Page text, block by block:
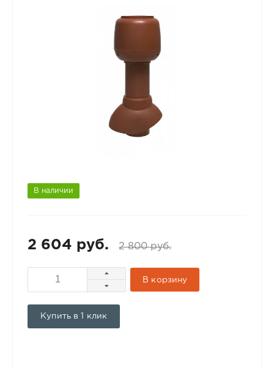
В наличии
2 604 руб. 2 800 руб.
В корзину
Купить в 1 клик